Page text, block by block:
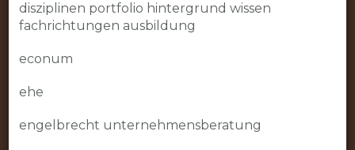
disziplinen portfolio hintergrund wissen
fachrichtungen ausbildung
econum
ehe
engelbrecht unternehmensberatung